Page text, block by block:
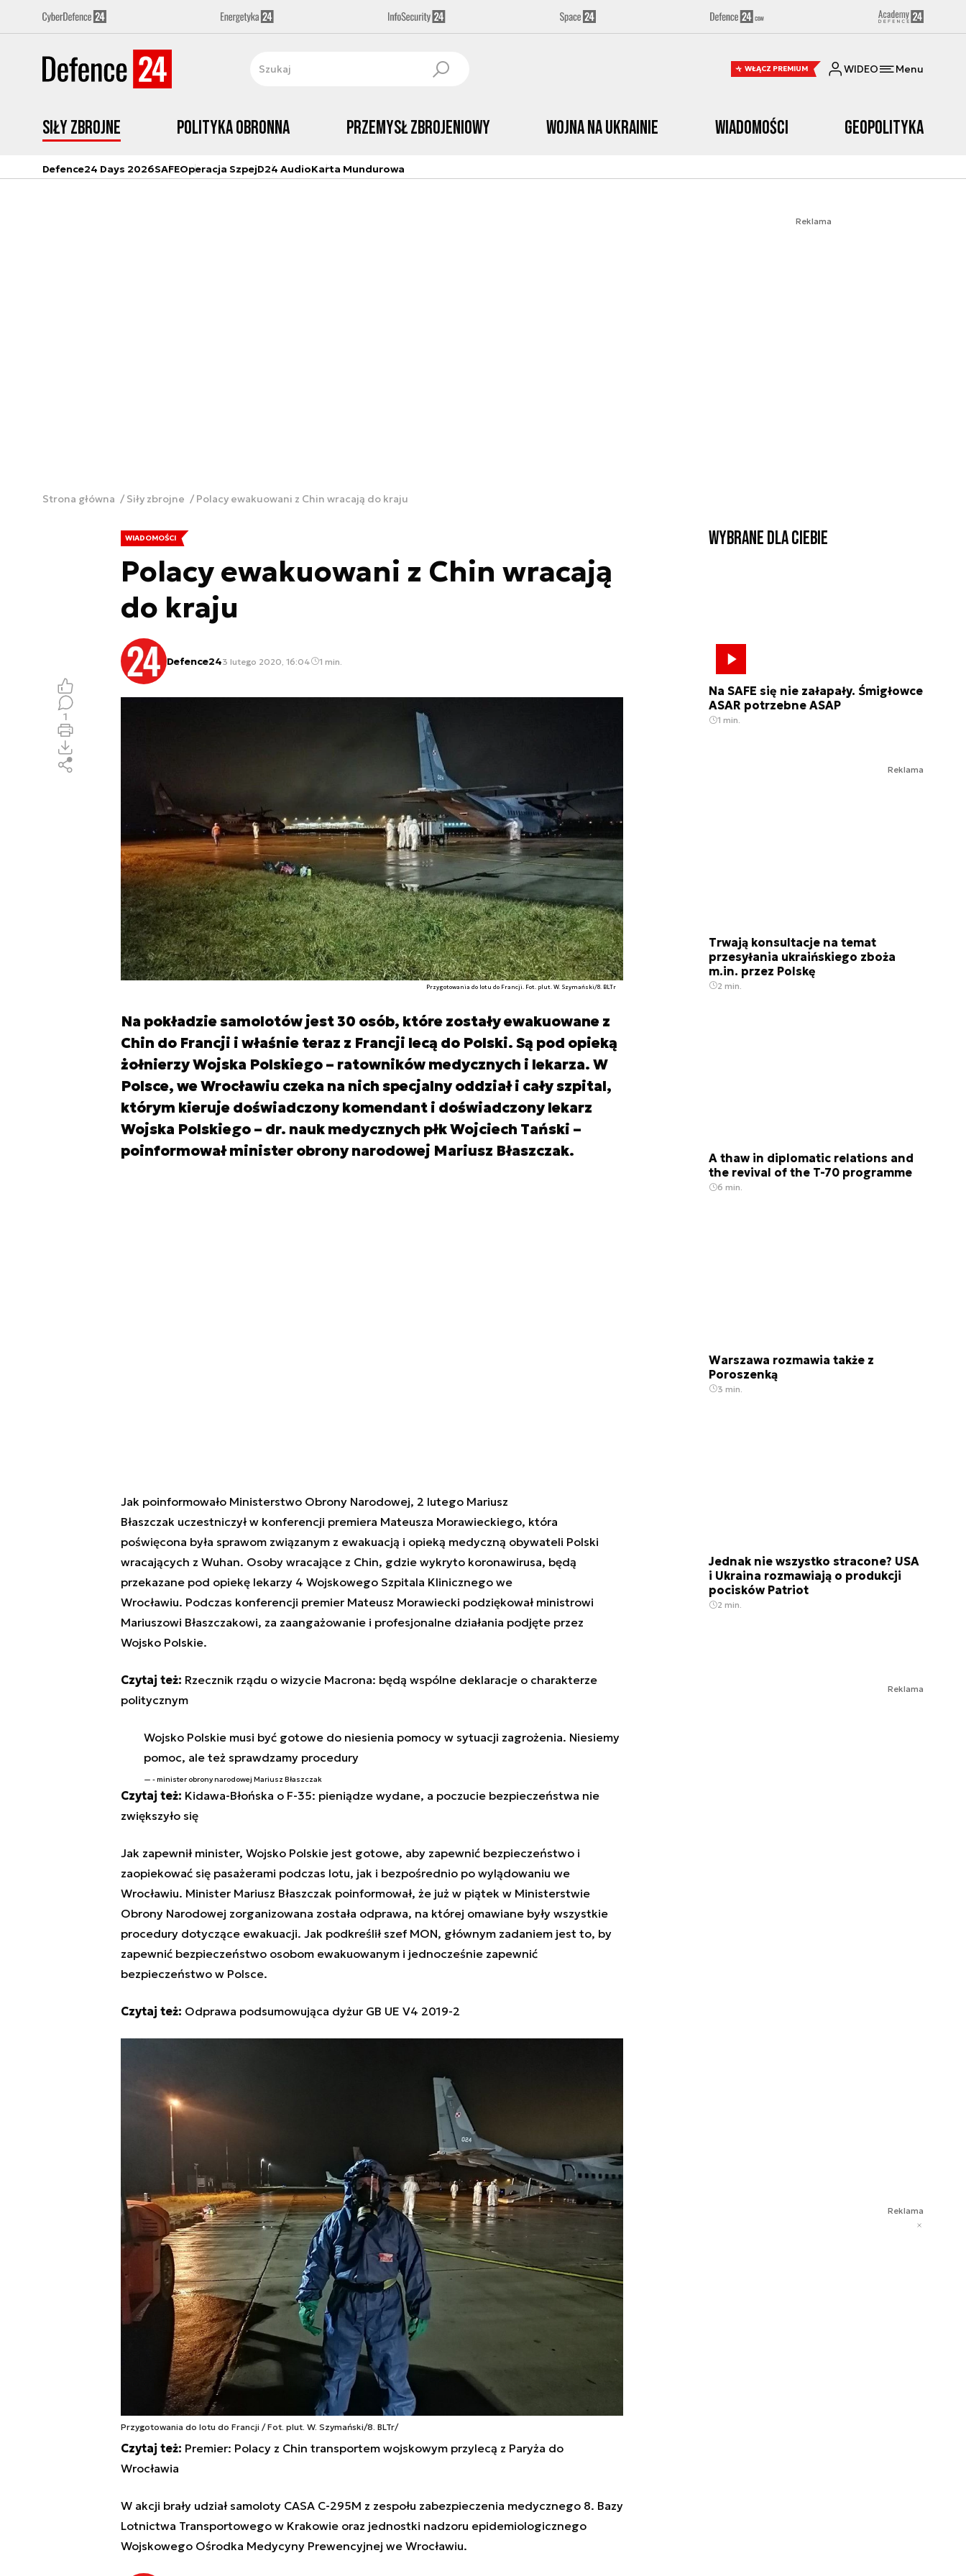
WŁĄCZ PREMIUM WIDEO Menu
Siły zbrojne Polityka obronna Przemysł Zbrojeniowy Wojna na Ukrainie Wiadomości Geopolityka
Defence24 Days 2026SAFEOperacja SzpejD24 AudioKarta Mundurowa
Reklama
Strona główna Siły zbrojne Polacy ewakuowani z Chin wracają do kraju
WIADOMOŚCI
Polacy ewakuowani z Chin wracają
do kraju
Defence243 lutego 2020, 16:04 1 min.
Przygotowania do lotu do Francji. Fot. plut. W. Szymański/8. BLTr
Na pokładzie samolotów jest 30 osób, które zostały ewakuowane z
Chin do Francji i właśnie teraz z Francji lecą do Polski. Są pod opieką
żołnierzy Wojska Polskiego – ratowników medycznych i lekarza. W
Polsce, we Wrocławiu czeka na nich specjalny oddział i cały szpital,
którym kieruje doświadczony komendant i doświadczony lekarz
Wojska Polskiego – dr. nauk medycznych płk Wojciech Tański –
poinformował minister obrony narodowej Mariusz Błaszczak.
1
Jak poinformowało Ministerstwo Obrony Narodowej, 2 lutego Mariusz
Błaszczak uczestniczył w konferencji premiera Mateusza Morawieckiego, która
poświęcona była sprawom związanym z ewakuacją i opieką medyczną obywateli Polski
wracających z Wuhan. Osoby wracające z Chin, gdzie wykryto koronawirusa, będą
przekazane pod opiekę lekarzy 4 Wojskowego Szpitala Klinicznego we
Wrocławiu. Podczas konferencji premier Mateusz Morawiecki podziękował ministrowi
Mariuszowi Błaszczakowi, za zaangażowanie i profesjonalne działania podjęte przez
Wojsko Polskie.
Czytaj też: Rzecznik rządu o wizycie Macrona: będą wspólne deklaracje o charakterze
politycznym
Wojsko Polskie musi być gotowe do niesienia pomocy w sytuacji zagrożenia. Niesiemy
pomoc, ale też sprawdzamy procedury
- minister obrony narodowej Mariusz Błaszczak
Czytaj też: Kidawa-Błońska o F-35: pieniądze wydane, a poczucie bezpieczeństwa nie
zwiększyło się
Jak zapewnił minister, Wojsko Polskie jest gotowe, aby zapewnić bezpieczeństwo i
zaopiekować się pasażerami podczas lotu, jak i bezpośrednio po wylądowaniu we
Wrocławiu. Minister Mariusz Błaszczak poinformował, że już w piątek w Ministerstwie
Obrony Narodowej zorganizowana została odprawa, na której omawiane były wszystkie
procedury dotyczące ewakuacji. Jak podkreślił szef MON, głównym zadaniem jest to, by
zapewnić bezpieczeństwo osobom ewakuowanym i jednocześnie zapewnić
bezpieczeństwo w Polsce.
Czytaj też: Odprawa podsumowująca dyżur GB UE V4 2019-2
Przygotowania do lotu do Francji / Fot. plut. W. Szymański/8. BLTr/
Czytaj też: Premier: Polacy z Chin transportem wojskowym przylecą z Paryża do
Wrocławia
W akcji brały udział samoloty CASA C-295M z zespołu zabezpieczenia medycznego8. Bazy
Lotnictwa Transportowego w Krakowie oraz jednostki nadzoru epidemiologicznego
Wojskowego Ośrodka Medycyny Prewencyjnej we Wrocławiu.
Wybrane dla Ciebie
Na SAFE się nie załapały. Śmigłowce
ASAR potrzebne ASAP
1 min.
Reklama
Trwają konsultacje na temat
przesyłania ukraińskiego zboża
m.in. przez Polskę
2 min.
A thaw in diplomatic relations and
the revival of the T-70 programme
6 min.
Warszawa rozmawia także z
Poroszenką
3 min.
Jednak nie wszystko stracone? USA
i Ukraina rozmawiają o produkcji
pocisków Patriot
2 min.
Reklama
Reklama